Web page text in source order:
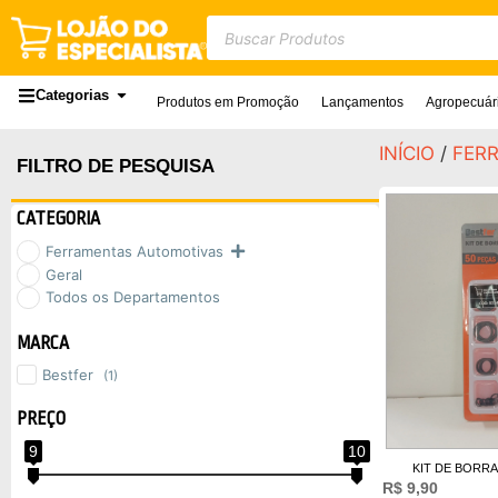
Categorias Produtos em Promoção Lançamentos
FILTRO DE PESQUISA
CATEGORIA
Ferramentas Automotivas
Geral
Todos os Departamentos
MARCA
Bestfer (1)
PREÇO
9 10
INÍCIO /
KIT DE
R$ 9,90